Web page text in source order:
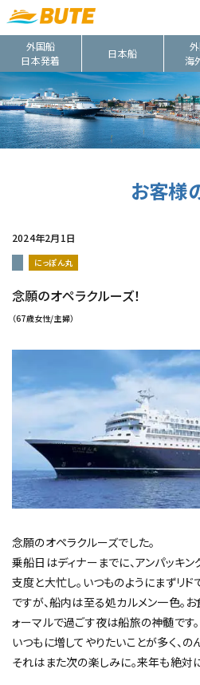
外国船
日本発着
日本船
海
お客様
2024年2月1日
にっぽん丸
念願のオペラクルーズ！
（67歳女性/主婦）
念願のオペラクルーズでした。
乗船日はディナーまでに、アンパッキン
支度と大忙し。いつものようにまずリド
ですが、船内は至る処カルメン一色。
ォーマルで過ごす夜は船旅の神髄です。
いつもに増してやりたいことが多く、の
それはまた次の楽しみに。来年も絶対